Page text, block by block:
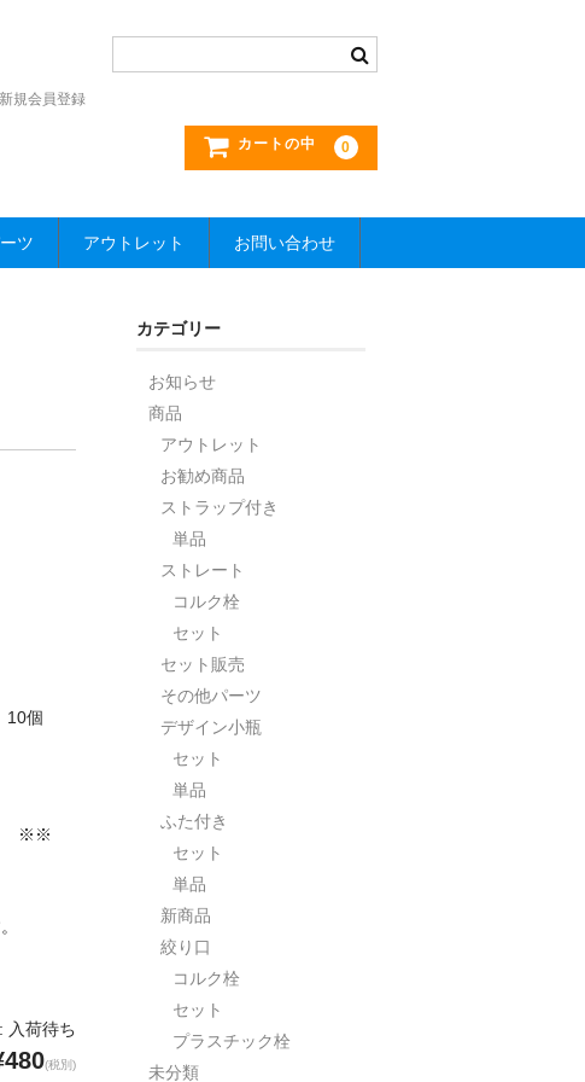
新規会員登録
カートの中 0
ツ アウトレット お問い合わせ
10個
※※
入荷待ち
(税別)
カテゴリー
お知らせ
商品
アウトレット
お勧め商品
ストラップ付き
単品
ストレート
コルク栓
セット
セット販売
その他パーツ
デザイン小瓶
セット
単品
ふた付き
セット
単品
新商品
絞り口
コルク栓
セット
プラスチック栓
未分類